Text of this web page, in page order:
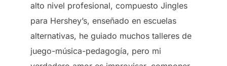
alto nivel profesional, compuesto Jingles
para Hershey’s, enseñado en escuelas
alternativas, he guiado muchos talleres de
juego-música-pedagogía, pero mi